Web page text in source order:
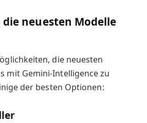
neuesten Modelle
die neuesten
mit Gemini-Intelligence zu
der besten Optionen: